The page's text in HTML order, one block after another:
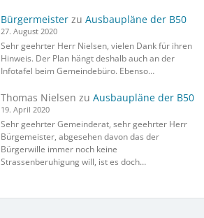
Bürgermeisterzu Ausbaupläne der B50
27. August 2020
Sehr geehrter Herr Nielsen, vielen Dank für ihren
Hinweis. Der Plan hängt deshalb auch an der
Infotafel beim Gemeindebüro. Ebenso…
Thomas Nielsen zu Ausbaupläne der B50
19. April 2020
Sehr geehrter Gemeinderat, sehr geehrter Herr
Bürgemeister, abgesehen davon das der
Bürgerwille immer noch keine
Strassenberuhigung will, ist es doch…